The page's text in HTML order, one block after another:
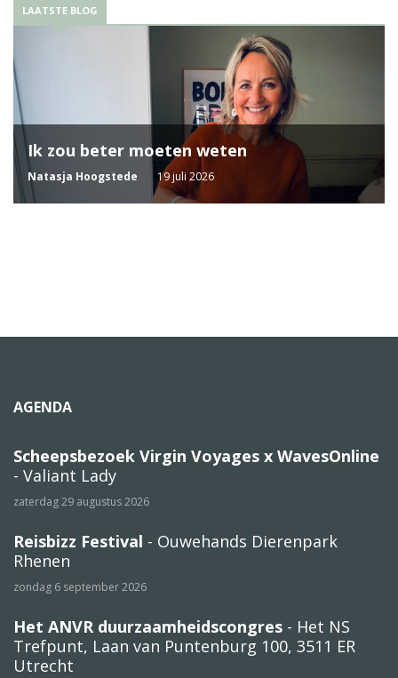
LAATSTE BLOG
Ik zou beter moeten weten
Natasja Hoogstede 19 juli 2026
AGENDA
Scheepsbezoek Virgin Voyages x WavesOnline
- Valiant Lady
zaterdag 29 augustus 2026
Reisbizz Festival - Ouwehands Dierenpark
Rhenen
zondag 6 september 2026
Het ANVR duurzaamheidscongres - Het NS
Trefpunt, Laan van Puntenburg 100, 3511 ER
Utrecht